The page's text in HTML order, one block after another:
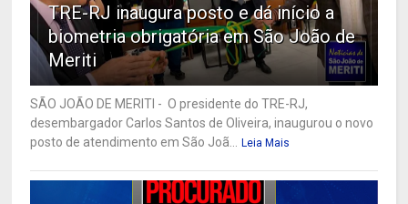
TRE-RJ inaugura posto e dá início a
biometria obrigatória em São João de
Meriti
SÃO JOÃO DE MERITI - O presidente do TRE-RJ,
desembargador Carlos Santos de Oliveira, inaugurou o novo
posto de atendimento em São Joã... Leia Mais